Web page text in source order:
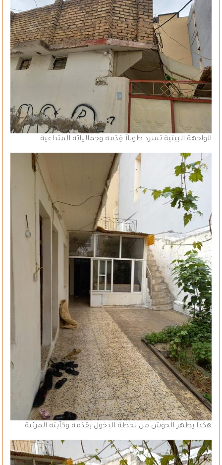
الواجهة البيتية تسرد طويلاً قِدَمه وجمالياته المتداعية
هكذا يظهر الحوش من لحظة الدخول بقدَمه وكآبته المرئية